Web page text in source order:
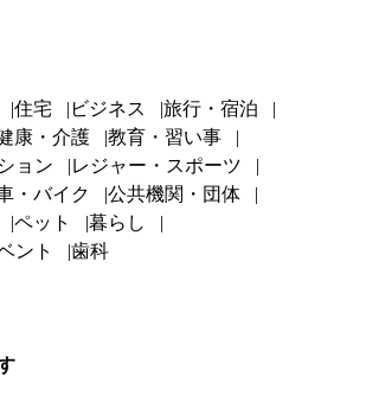
住宅 ビジネス
旅行・宿泊
康・介護
教育・習い事
ョン
レジャー・スポーツ
・バイク
公共機関・団体
ペット
暮らし
ント
歯科